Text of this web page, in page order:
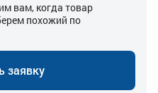
вам, когда товар
похожий по
заявку